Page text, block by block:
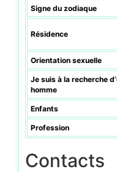
Signe du zodiaque
Résidence
Orientation sexuelle
Je suis à la recherche
homme
Enfants
Profession
Contacts